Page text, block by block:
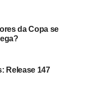
que você já
buraco
completa
da Copa se
Release 147